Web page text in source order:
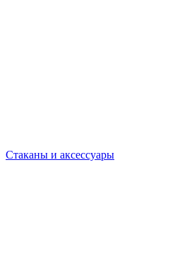
Стаканы и аксессуары